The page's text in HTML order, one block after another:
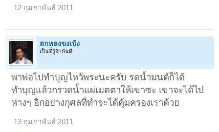
12 กุมภาพันธ์ 2011
ฮกหลงขงเบ้ง
เป็นที่รู้จักกันดี
พาพ่อไปทำบุญไหว้พระนะครับ รดน้ำมนต์ก็ได้
ทำบุญแล้วกรวดน้ำแผ่เมตตาให้เขาซะ เขาจะได้ไป
ห่างๆ อีกอย่างกุศลที่ทำจะได้คุ้มครองเราด้วย
13 กุมภาพันธ์ 2011